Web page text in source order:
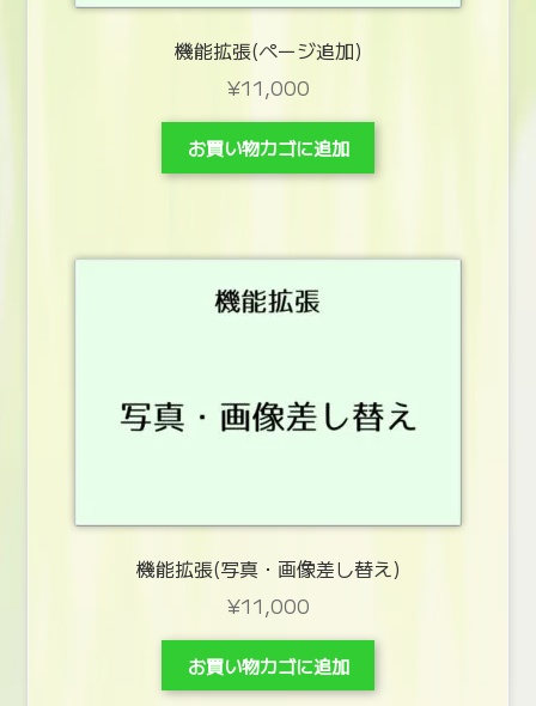
機能拡張(ページ追加)
¥11,000
お買い物カゴに追加
機能拡張(写真・画像差し替え)
¥11,000
お買い物カゴに追加